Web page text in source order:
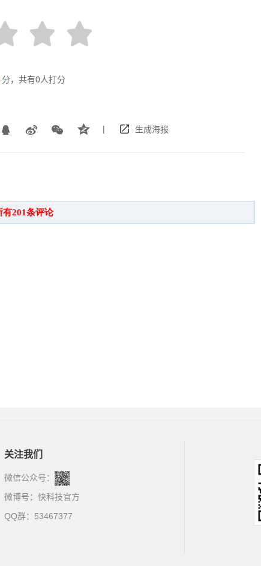
分，共有0人打分
| 生成海报
关注我们
微信公众号：
微博号： 快科技官方
QQ群：53467377